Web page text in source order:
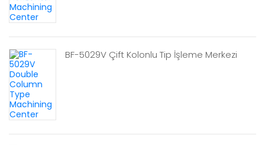
BF-5029V Çift Kolonlu Tip İşleme Merkezi